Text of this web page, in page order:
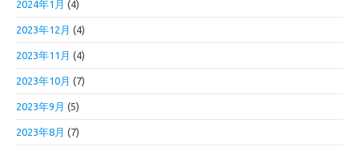
2024年1月 (4)
2023年12月 (4)
2023年11月 (4)
2023年10月 (7)
2023年9月 (5)
2023年8月 (7)